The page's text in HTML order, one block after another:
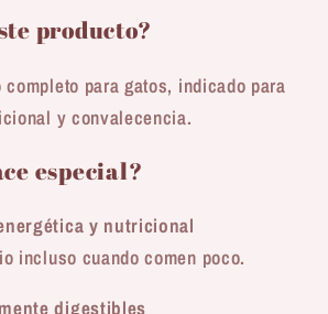
producto?
para gatos, indicado para
y convalecencia.
especial?
y nutricional
incluso cuando comen poco.
digestibles